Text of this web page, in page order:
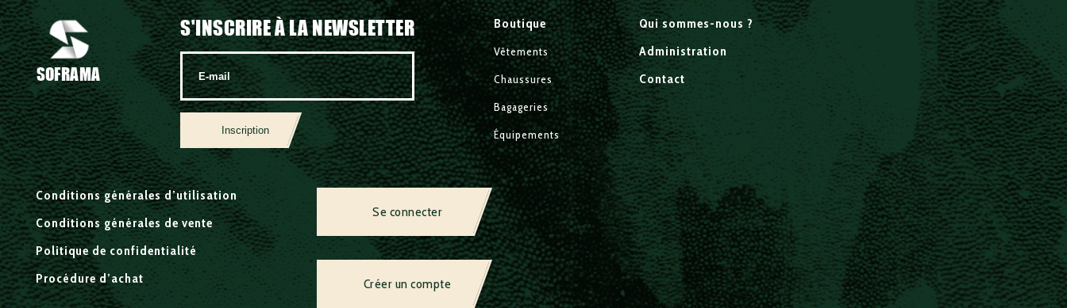
SOFRAMA
S'INSCRIRE À LA NEWSLETTER
Inscription
Boutique
Vêtements
Chaussures
Bagageries
Équipements
Qui sommes-nous ?
Administration
Contact
Conditions générales d’utilisation
Conditions générales de vente
Politique de confidentialité
Procédure d’achat
Se connecter
Créer un compte